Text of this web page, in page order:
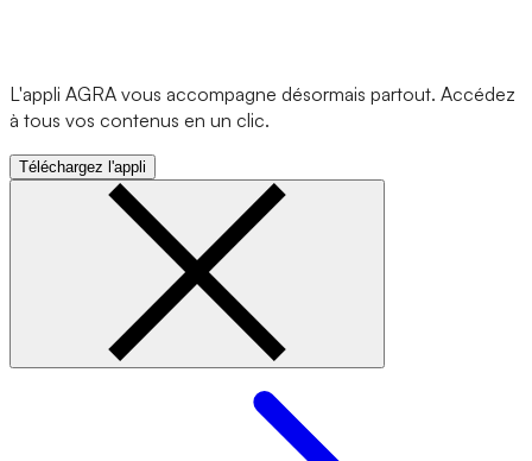
L'appli AGRA vous accompagne désormais partout. Accédez
à tous vos contenus en un clic.
Téléchargez l'appli